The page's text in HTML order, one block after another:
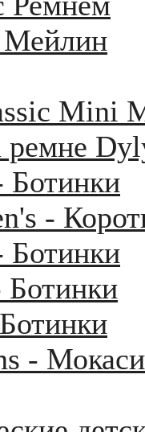
Mini
Ботинки
-
Ботинки
Ботинки
-